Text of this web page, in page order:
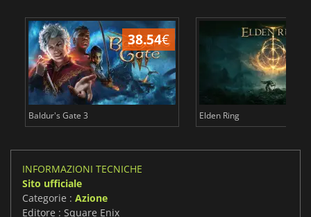
38.54€
Baldur's Gate 3 Elden Ring
INFORMAZIONI TECNICHE
Sito ufficiale
Categorie : Azione
Editore : Square Enix